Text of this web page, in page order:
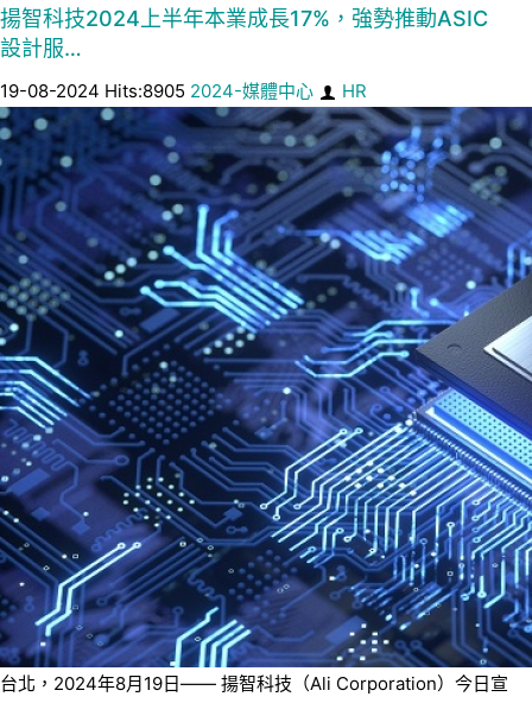
揚智科技2024上半年本業成長17%，強勢推動ASIC
設計服…
19-08-2024 Hits:8905 2024-媒體中心 HR
台北，2024年8月19日—— 揚智科技（Ali Corporation）今日宣